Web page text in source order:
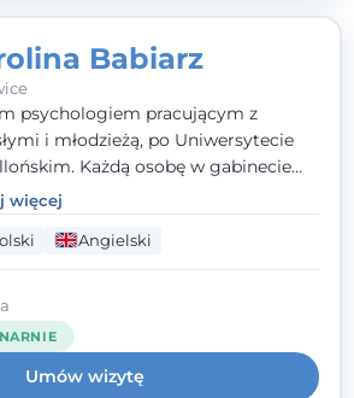
Babiarz
psychologiem pracującym z
i młodzieżą, po Uniwersytecie
Każdą osobę w gabinecie
jak osobną historię, którą poznaję,
relację opartą na zaufaniu i
Przyjmuję w Poradni Teraply.pl w
oraz online, po polsku i po
więcej
Angielski
Umów wizytę